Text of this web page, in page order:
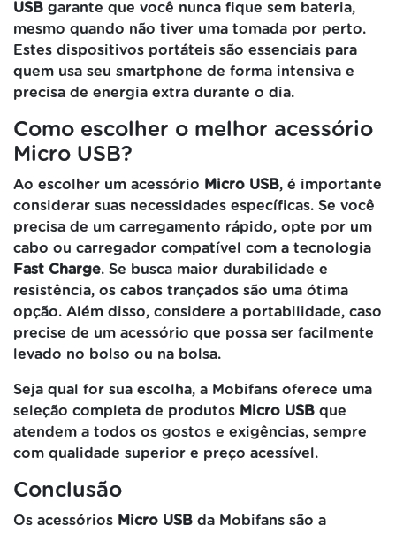
USB garante que você nunca fique sem bateria,
mesmo quando não tiver uma tomada por perto.
Estes dispositivos portáteis são essenciais para
quem usa seu smartphone de forma intensiva e
precisa de energia extra durante o dia.
Como escolher o melhor acessório
Micro USB?
Ao escolher um acessório Micro USB, é importante
considerar suas necessidades específicas. Se você
precisa de um carregamento rápido, opte por um
cabo ou carregador compatível com a tecnologia
Fast Charge. Se busca maior durabilidade e
resistência, os cabos trançados são uma ótima
opção. Além disso, considere a portabilidade, caso
precise de um acessório que possa ser facilmente
levado no bolso ou na bolsa.
Seja qual for sua escolha, a Mobifans oferece uma
seleção completa de produtos Micro USB que
atendem a todos os gostos e exigências, sempre
com qualidade superior e preço acessível.
Conclusão
Os acessórios Micro USB da Mobifans são a